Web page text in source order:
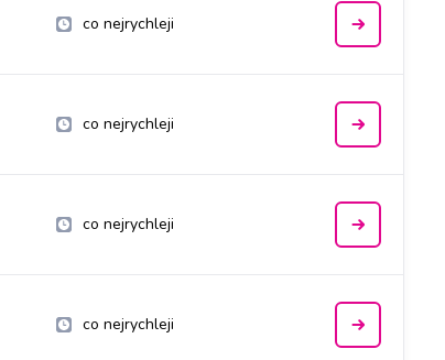
co nejrychleji
co nejrychleji
co nejrychleji
co nejrychleji